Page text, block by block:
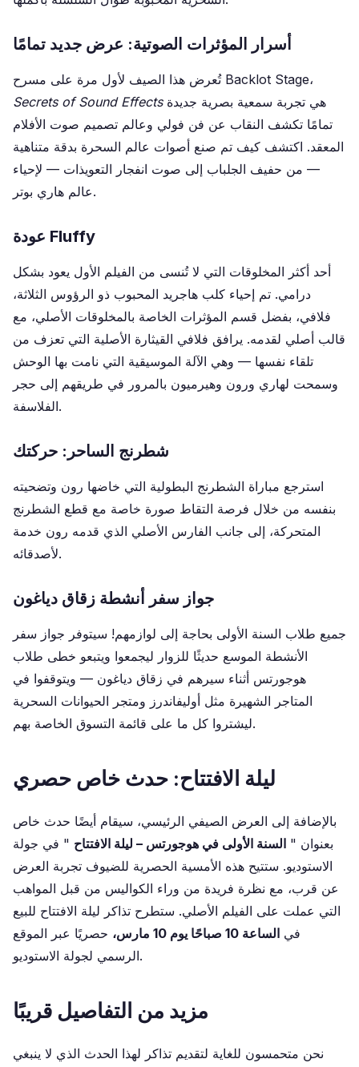
أسرار المؤثرات الصوتية: عرض جديد تمامًا
تُعرض هذا الصيف لأول مرة على مسرح Backlot Stage،
Secrets of Sound Effectsهي تجربة سمعية بصرية جديدة
تمامًا تكشف النقاب عن فن فولي وعالم تصميم صوت الأفلام
المعقد. اكتشف كيف تم صنع أصوات عالم السحرة بدقة متناهية
— من حفيف الجلباب إلى صوت انفجار التعويذات — لإحياء
عالم هاري بوتر.
عودة Fluffy
أحد أكثر المخلوقات التي لا تُنسى من الفيلم الأول يعود بشكل
درامي. تم إحياء كلب هاجريد المحبوب ذو الرؤوس الثلاثة،
فلافي، بفضل قسم المؤثرات الخاصة بالمخلوقات الأصلي، مع
قالب أصلي لقدمه. يرافق فلافي القيثارة الأصلية التي تعزف من
تلقاء نفسها — وهي الآلة الموسيقية التي نامت بها الوحش
وسمحت لهاري ورون وهيرميون بالمرور في طريقهم إلى حجر
الفلاسفة.
شطرنج الساحر: حركتك
استرجع مباراة الشطرنج البطولية التي خاضها رون وتضحيته
بنفسه من خلال فرصة التقاط صورة خاصة مع قطع الشطرنج
المتحركة، إلى جانب الفارس الأصلي الذي قدمه رون خدمة
لأصدقائه.
جواز سفر أنشطة زقاق دياغون
جميع طلاب السنة الأولى بحاجة إلى لوازمهم! سيتوفر جواز سفر
الأنشطة الموسع حديثًا للزوار ليجمعوا ويتبعو خطى طلاب
هوجورتس أثناء سيرهم في زقاق دياغون — ويتوقفوا في
المتاجر الشهيرة مثل أوليفاندرز ومتجر الحيوانات السحرية
ليشتروا كل ما على قائمة التسوق الخاصة بهم.
ليلة الافتتاح: حدث خاص حصري
بالإضافة إلى العرض الصيفي الرئيسي، سيقام أيضًا حدث خاص
بعنوان " السنة الأولى في هوجورتس – ليلة الافتتاح " في جولة
الاستوديو. ستتيح هذه الأمسية الحصرية للضيوف تجربة العرض
عن قرب، مع نظرة فريدة من وراء الكواليس من قبل المواهب
التي عملت على الفيلم الأصلي. ستطرح تذاكر ليلة الافتتاح للبيع
في الساعة 10 صباحًا يوم 10 مارس،
حصريًا عبر الموقع
الرسمي لجولة الاستوديو.
مزيد من التفاصيل قريبًا
نحن متحمسون للغاية لتقديم تذاكر لهذا الحدث الذي لا ينبغي